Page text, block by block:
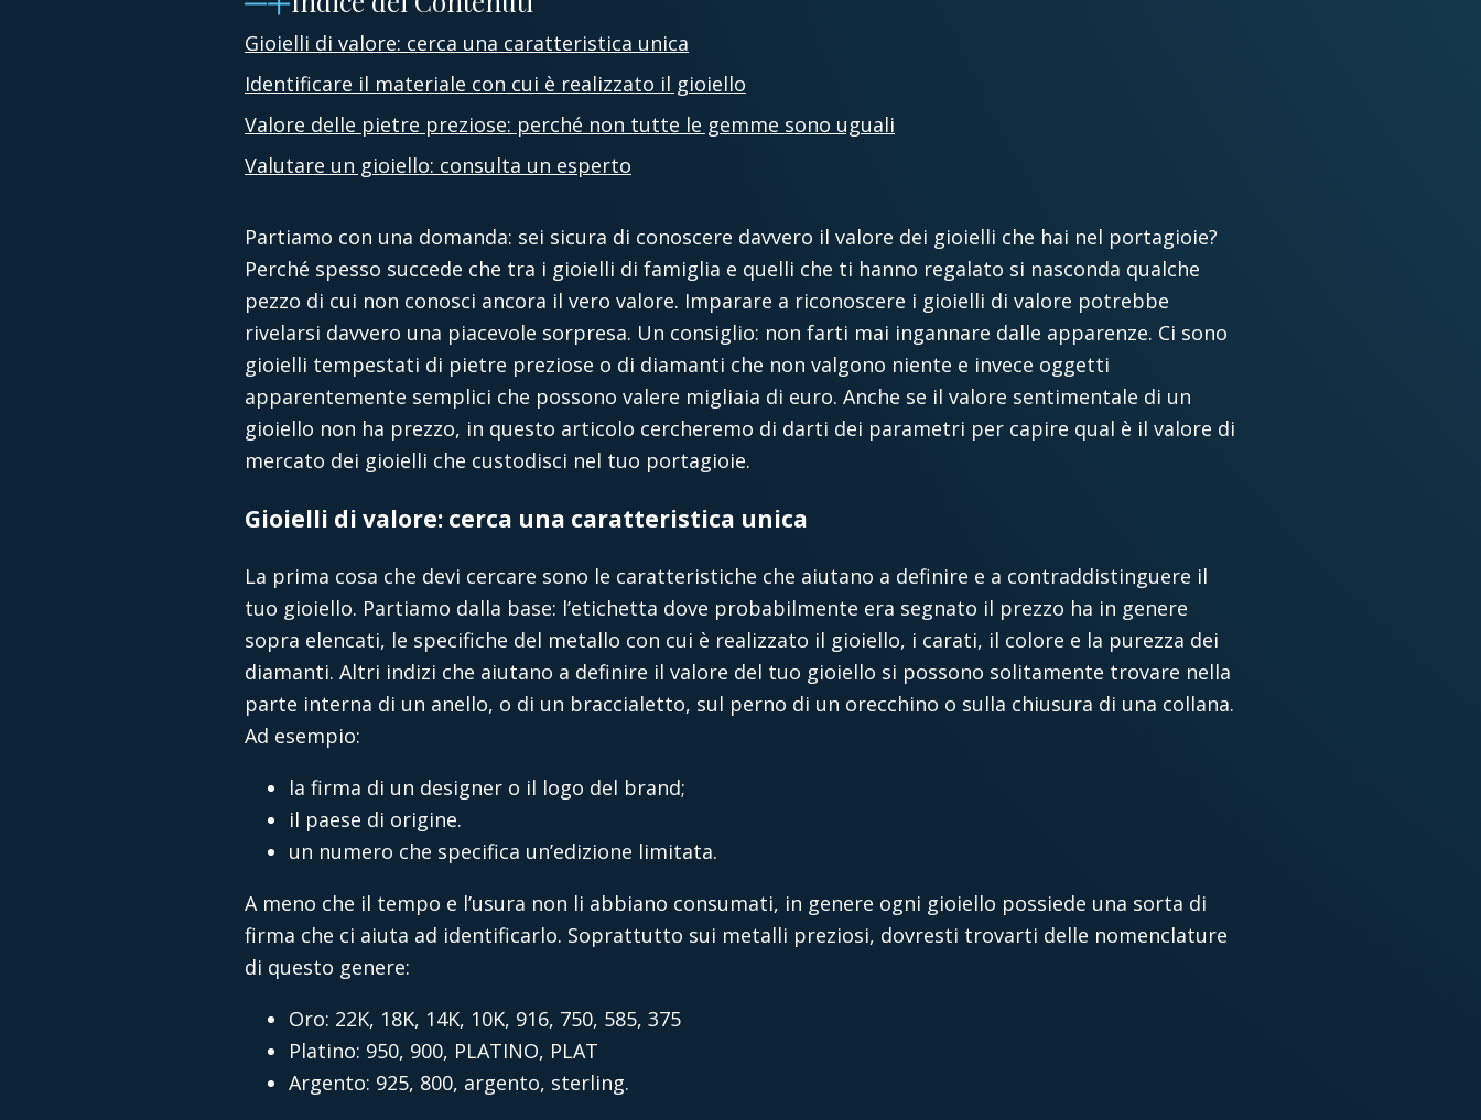
Gioielli di valore: cerca una caratteristica unica
Identificare il materiale con cui è realizzato il gioiello
Valore delle pietre preziose: perché non tutte le gemme sono uguali
Valutare un gioiello: consulta un esperto
Partiamo con una domanda: sei sicura di conoscere davvero il valore dei gioielli che hai nel portagioie?
Perché spesso succede che tra i gioielli di famiglia e quelli che ti hanno regalato si nasconda qualche
pezzo di cui non conosci ancora il vero valore. Imparare a riconoscere i gioielli di valore potrebbe
rivelarsi davvero una piacevole sorpresa. Un consiglio: non farti mai ingannare dalle apparenze. Ci sono
gioielli tempestati di pietre preziose o di diamanti che non valgono niente e invece oggetti
apparentemente semplici che possono valere migliaia di euro. Anche se il valore sentimentale di un
gioiello non ha prezzo, in questo articolo cercheremo di darti dei parametri per capire qual è il valore di
mercato dei gioielli che custodisci nel tuo portagioie.
Gioielli di valore: cerca una caratteristica unica
La prima cosa che devi cercare sono le caratteristiche che aiutano a definire e a contraddistinguere il
tuo gioiello. Partiamo dalla base: l’etichetta dove probabilmente era segnato il prezzo ha in genere
sopra elencati, le specifiche del metallo con cui è realizzato il gioiello, i carati, il colore e la purezza dei
diamanti. Altri indizi che aiutano a definire il valore del tuo gioiello si possono solitamente trovare nella
parte interna di un anello, o di un braccialetto, sul perno di un orecchino o sulla chiusura di una collana.
Ad esempio:
la firma di un designer o il logo del brand;
il paese di origine.
un numero che specifica un’edizione limitata.
A meno che il tempo e l’usura non li abbiano consumati, in genere ogni gioiello possiede una sorta di
firma che ci aiuta ad identificarlo. Soprattutto sui metalli preziosi, dovresti trovarti delle nomenclature
di questo genere:
Oro: 22K, 18K, 14K, 10K, 916, 750, 585, 375
Platino: 950, 900, PLATINO, PLAT
Argento: 925, 800, argento, sterling.